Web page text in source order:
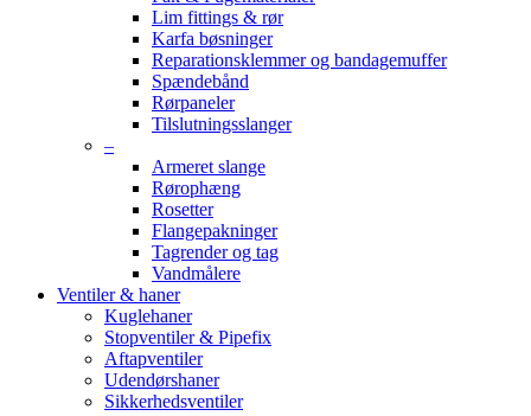
Lim fittings & rør
Karfa bøsninger
Reparationsklemmer og bandagemuffer
Spændebånd
Rørpaneler
Tilslutningsslanger
–
Armeret slange
Rørophæng
Rosetter
Flangepakninger
Tagrender og tag
Vandmålere
Ventiler & haner
Kuglehaner
Stopventiler & Pipefix
Aftapventiler
Udendørshaner
Sikkerhedsventiler